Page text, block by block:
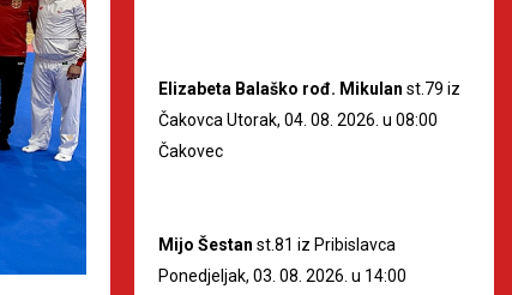
Elizabeta Balaško rođ. Mikulan st.79 iz
Čakovca Utorak, 04. 08. 2026. u 08:00
Čakovec
Mijo Šestan st.81 iz Pribislavca
Ponedjeljak, 03. 08. 2026. u 14:00